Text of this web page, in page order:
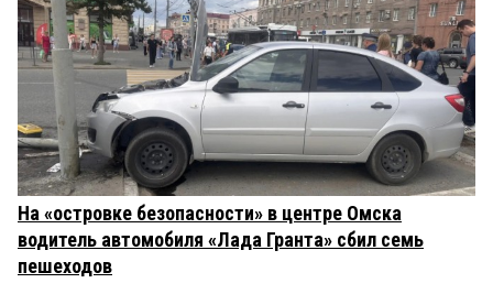
На «островке безопасности» в центре Омска
водитель автомобиля «Лада Гранта» сбил семь
пешеходов